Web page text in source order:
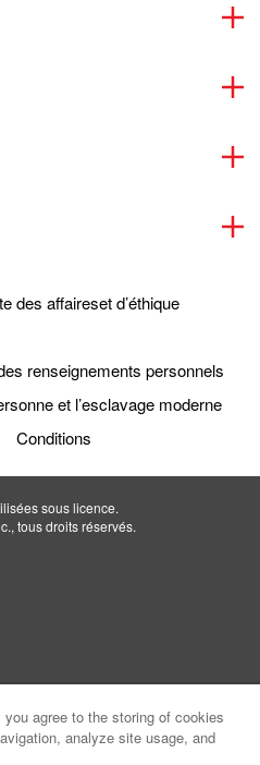
des affaireset d’éthique
renseignements personnels
et l’esclavage moderne
Conditions
sous licence.
tous droits réservés.
agree to the storing of cookies
analyze site usage, and